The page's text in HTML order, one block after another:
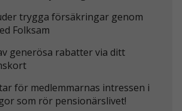
trygga försäkringar genom
Folksam
generösa rabatter via ditt
för medlemmarnas intressen i
som rör pensionärslivet!